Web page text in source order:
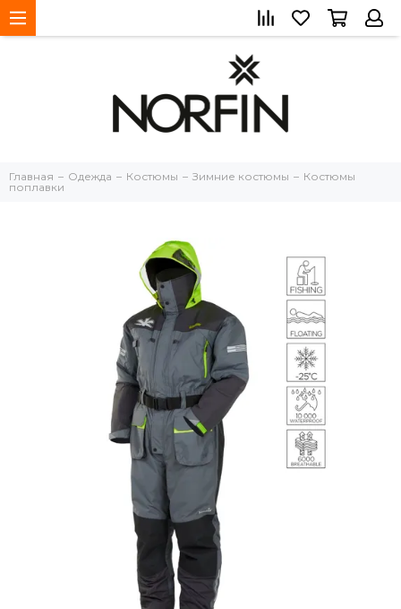
Главная Одежда Костюмы Зимние костюмы
Костюмы
поплавки